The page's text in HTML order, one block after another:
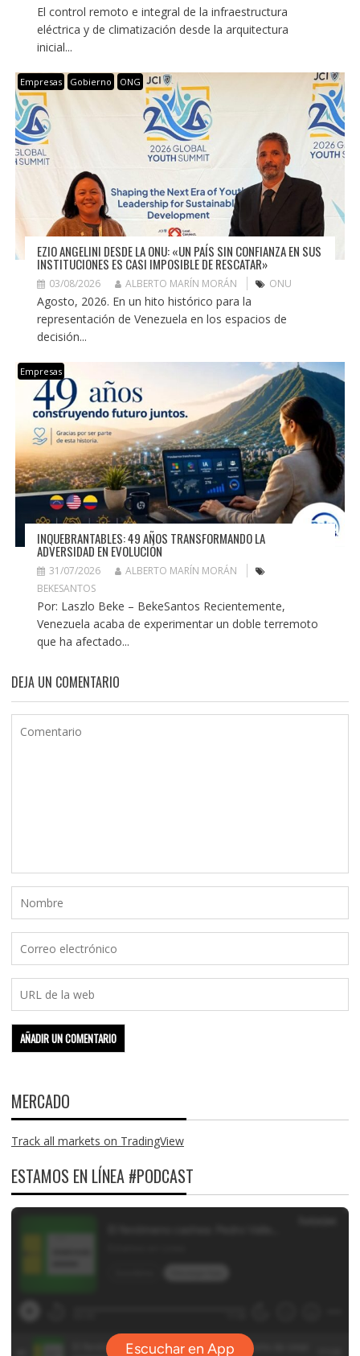
El control remoto e integral de la infraestructura
eléctrica y de climatización desde la arquitectura
inicial...
Empresas Gobierno ONG
EZIO ANGELINI DESDE LA ONU: «UN PAÍS SIN CONFIANZA EN SUS
INSTITUCIONES ES CASI IMPOSIBLE DE RESCATAR»
03/08/2026 ALBERTO MARÍN MORÁN ONU
Agosto, 2026. En un hito histórico para la
representación de Venezuela en los espacios de
decisión...
Empresas
INQUEBRANTABLES: 49 AÑOS TRANSFORMANDO LA
ADVERSIDAD EN EVOLUCIÓN
31/07/2026
ALBERTO MARÍN MORÁN
BEKESANTOS
Por: Laszlo Beke – BekeSantos Recientemente,
Venezuela acaba de experimentar un doble terremoto
que ha afectado...
DEJA UN COMENTARIO
MERCADO
Track all markets on TradingView
ESTAMOS EN LÍNEA #PODCAST